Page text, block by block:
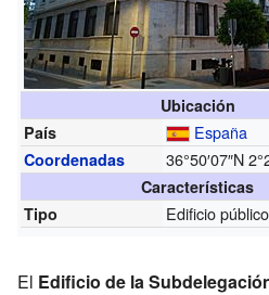
Ubicación
País
España
Coordenadas 36°50′07″N
Características
Tipo
Edificio público
El Edificio de la